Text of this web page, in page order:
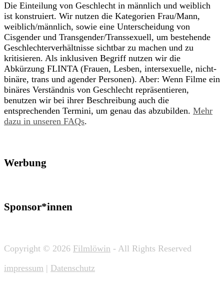
Die Einteilung von Geschlecht in männlich und weiblich
ist konstruiert. Wir nutzen die Kategorien Frau/Mann,
weiblich/männlich, sowie eine Unterscheidung von
Cisgender und Transgender/Transsexuell, um bestehende
Geschlechterverhältnisse sichtbar zu machen und zu
kritisieren. Als inklusiven Begriff nutzen wir die
Abkürzung FLINTA (Frauen, Lesben, intersexuelle, nicht-
binäre, trans und agender Personen). Aber: Wenn Filme ein
binäres Verständnis von Geschlecht repräsentieren,
benutzen wir bei ihrer Beschreibung auch die
entsprechenden Termini, um genau das abzubilden. Mehr
dazu in unseren FAQs.
Werbung
Sponsor*innen
Copyright © 2026 Filmlöwin - All Rights Reserved
impressum | Datenschutz